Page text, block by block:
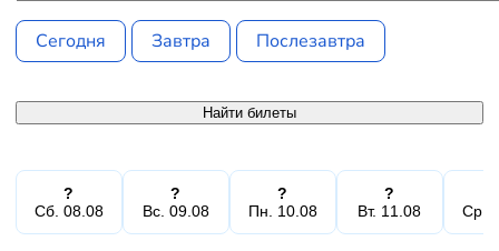
Сегодня Завтра Послезавтра
Найти билеты
?
Сб. 08.08
?
Вс. 09.08
?
Пн. 10.08
?
Вт. 11.08
Ср.